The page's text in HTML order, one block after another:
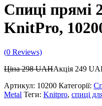
Спиці прямі
KnitPro,
(0 Reviews)
Ціна298UAHАкція 249
Артикул: 10200 Категорії:
Metal Теги: Knitpro, спиці